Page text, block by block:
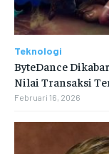
Teknologi
ByteDance
Nilai Transaksi
Februari 16, 2026